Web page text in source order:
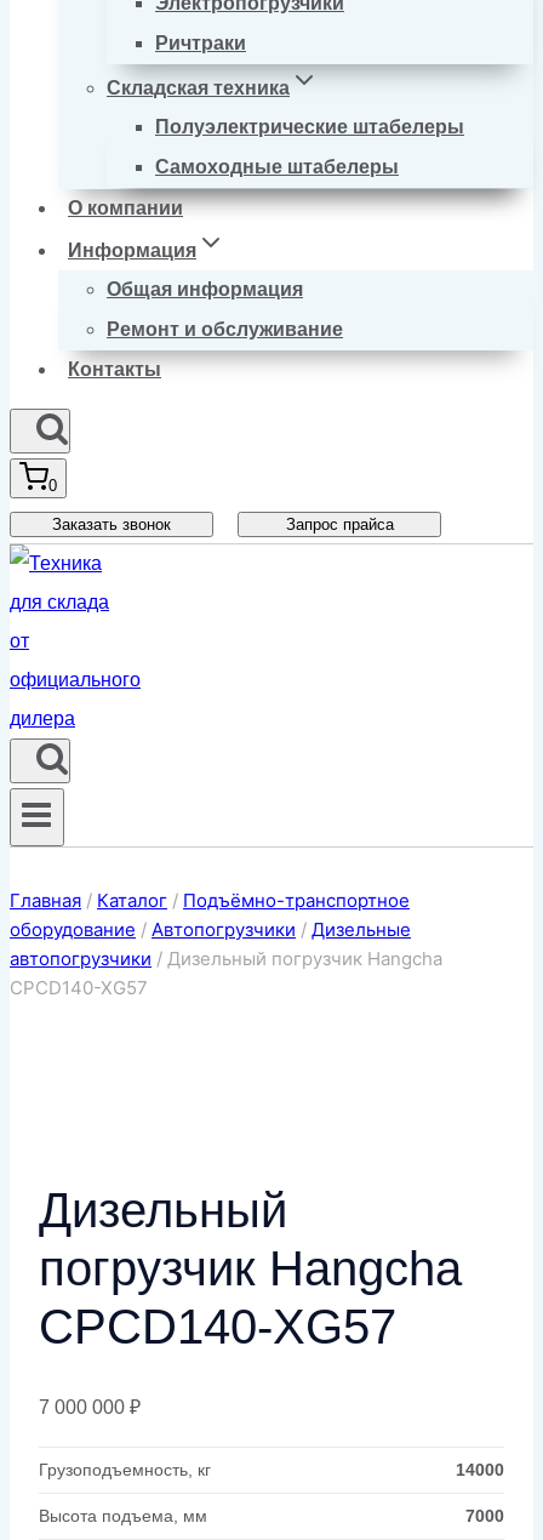
Ричтраки
Складская техника
Полуэлектрические штабелеры
Самоходные штабелеры
О компании
Информация
Общая информация
Ремонт и обслуживание
Контакты
0
Заказать звонок Запрос прайса
Главная / Каталог / Подъёмно-транспортное
оборудование / Автопогрузчики / Дизельные
автопогрузчики / Дизельный погрузчик Hangcha
CPCD140-XG57
Дизельный
погрузчик Hangcha
CPCD140-XG57
7 000 000 ₽
Грузоподъемность, кг 14000
Высота подъема, мм 7000